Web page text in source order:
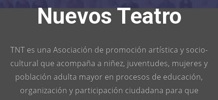
Nuevos Teatro
TNT es una Asociación de promoción artística y socio-
cultural que acompaña a niñez, juventudes, mujeres y
población adulta mayor en procesos de educación,
organización y participación ciudadana para que